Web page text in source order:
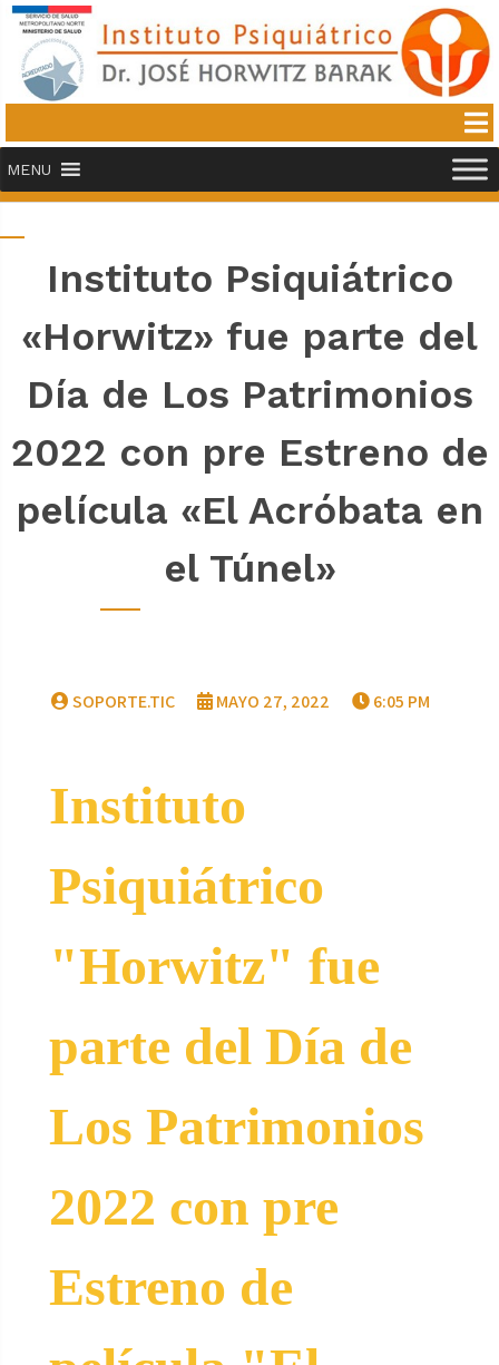
MENU
Instituto Psiquiátrico
«Horwitz» fue parte del
Día de Los Patrimonios
2022 con pre Estreno de
película «El Acróbata en
el Túnel»
SOPORTE.TIC MAYO 27, 2022 6:05 PM
Instituto
Psiquiátrico
"Horwitz" fue
parte del Día de
Los Patrimonios
2022 con pre
Estreno de